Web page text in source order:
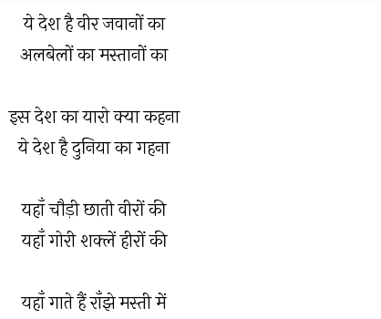
ये देश है वीर जवानों का
अलबेलों का मस्तानों का
इस देश का यारो क्या कहना
ये देश है दुनिया का गहना
यहाँ चौड़ी छाती वीरों की
यहाँ गोरी शक्लें हीरों की
यहाँ गाते हैं राँझे मस्ती में
हटाएँ